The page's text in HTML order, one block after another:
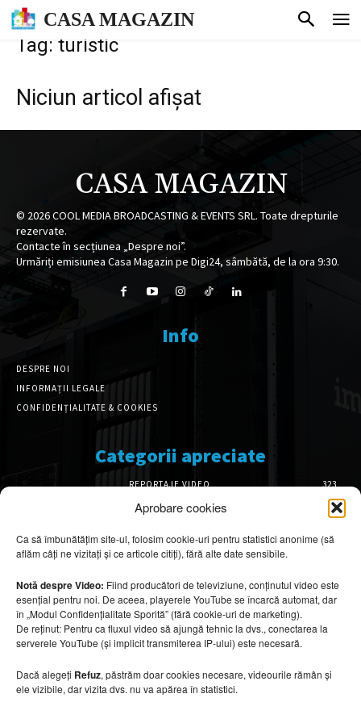
Aprobare cookies
Ca să îmbunătățim site-ul, folosim cookie-uri pentru statistici anonime (să
aflăm câți ne vizitați și ce articole citiți), fără alte date sensibile.
Notă despre Video: Fiind producători de televiziune, conținutul video este
esențial pentru noi. De aceea, playerele YouTube se încarcă automat, dar
în „Modul Confidențialitate Sporită” (fără cookie-uri de marketing).
De reținut: Pentru ca fluxul video să ajungă tehnic la dvs., conectarea la
serverele YouTube (și implicit transmiterea IP-ului) este necesară.
Dacă alegeți Refuz, păstrăm doar cookies necesare, videourile rămân și
ele vizibile, dar vizita dvs. nu va apărea în statistici.
CASA MAGAZIN
Tag: turistic
Niciun articol afișat
CASA MAGAZIN
© 2026COOL MEDIA BROADCASTING & EVENTS SRL. Toate drepturile
rezervate.
Contacte în secțiunea „Despre noi”.
Urmăriți emisiunea Casa Magazin pe Digi24, sâmbătă, de la ora 9:30.
Info
DESPRE NOI
INFORMAȚII LEGALE
CONFIDENȚIALITATE & COOKIES
Categorii apreciate
REPORTAJE VIDEO
323
AMENAJĂRI INTERIOARE
126
DESIGN INTERIOR
64
ARHITECTURĂ & DESIGN
OPINII & ANALIZE
43
Articole recomandate
Secretele construirii bungalourilor
6 august 2026